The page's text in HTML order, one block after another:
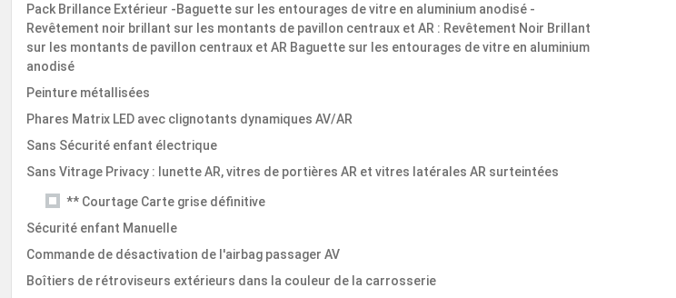
Pack Brillance Extérieur -Baguette sur les entourages de vitre en aluminium anodisé -
Revêtement noir brillant sur les montants de pavillon centraux et AR : Revêtement Noir Brillant
sur les montants de pavillon centraux et AR Baguette sur les entourages de vitre en aluminium
anodisé
Peinture métallisées
Phares Matrix LED avec clignotants dynamiques AV/AR
Sans Sécurité enfant électrique
Sans Vitrage Privacy : lunette AR, vitres de portières AR et vitres latérales AR surteintées
** Courtage Carte grise définitive
Sécurité enfant Manuelle
Commande de désactivation de l'airbag passager AV
Boîtiers de rétroviseurs extérieurs dans la couleur de la carrosserie